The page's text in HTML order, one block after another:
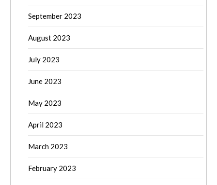
September 2023
August 2023
July 2023
June 2023
May 2023
April 2023
March 2023
February 2023